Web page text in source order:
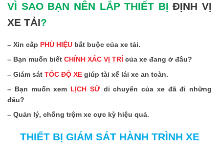
VÌ SAO BẠN NÊN LẮP THIẾT BỊĐỊNH VỊ
XE TẢI?
– Xin cấp PHÙ HIỆU bắt buộc của xe tải.
– Bạn muốn biết CHÍNH XÁC VỊ TRÍ của xe đang ở đâu?
– Giám sát TỐC ĐỘ XE giúp tài xế lái xe an toàn.
– Bạn muốn xem LỊCH SỬdi chuyển của xe đã đi những
đâu?
– Quản lý, chống trộm xe cực kỳ hiệu quả.
THIẾT BỊ GIÁM SÁT HÀNH TRÌNH XE